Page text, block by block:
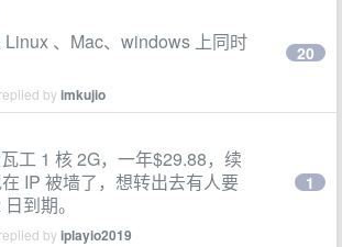
、Mac、windows 上同时
byimkujio
20
工 1 核 2G，一年$29.88，续
IP 被墙了，想转出去有人要
到期。
byiplayio2019
1